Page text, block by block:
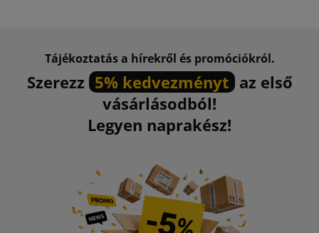
Tájékoztatás a hírekről és promóciókról.
Szerezz 5% kedvezményt az első
vásárlásodból!
Legyen naprakész!